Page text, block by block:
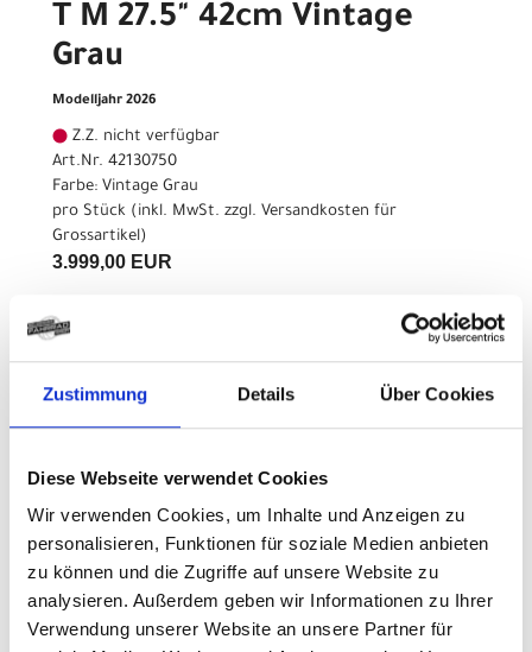
Zustimmung Details Über Cookies
Diese Webseite verwendet Cookies
Wir verwenden Cookies, um Inhalte und Anzeigen zu
personalisieren, Funktionen für soziale Medien anbieten
zu können und die Zugriffe auf unsere Website zu
analysieren. Außerdem geben wir Informationen zu Ihrer
Verwendung unserer Website an unsere Partner für
T M 27.5" 42cm Vintage
Grau
Modelljahr 2026
Z.Z. nicht verfügbar
Art.Nr. 42130750
Farbe: Vintage Grau
pro Stück (inkl. MwSt. zzgl. Versandkosten für
Grossartikel)
3.999,00 EUR
Z.Z. nicht verfügbar
CENTURION Country R900
T M 27.5" 42cm Vintage
Grau
Modelljahr 2026
Z.Z. nicht verfügbar
Art.Nr. 42130755
Farbe: Vintage Grau
pro Stück (inkl. MwSt. zzgl.Versandkosten für